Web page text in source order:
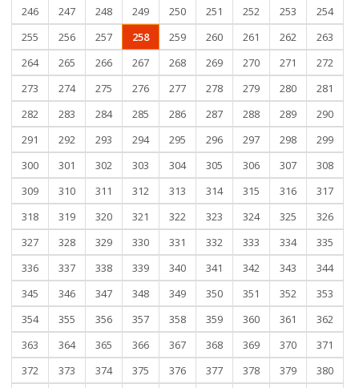
246
247 248 249 250 251 252 253
254
255
256 257 258 259 260 261 262
263
264
265 266 267 268 269 270 271
272
273
274 275 276 277 278 279 280
281
282
283 284 285 286 287 288 289
290
291
292 293 294 295 296 297 298
299
300
301 302 303 304 305 306 307
308
309
310 311 312 313 314 315 316
317
318
319 320 321 322 323 324 325
326
327
328 329 330 331 332 333 334
335
336
337 338 339 340 341 342 343
344
345
346 347 348 349 350 351 352
353
354
355 356 357 358 359 360 361
362
363
364 365 366 367 368 369 370
371
372
373 374 375 376 377 378 379
380